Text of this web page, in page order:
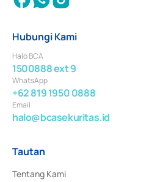
Hubungi Kami
Halo BCA
1500888 ext 9
WhatsApp
+62 819 1950 0888
Email
halo@bcasekuritas.id
Tautan
Tentang Kami